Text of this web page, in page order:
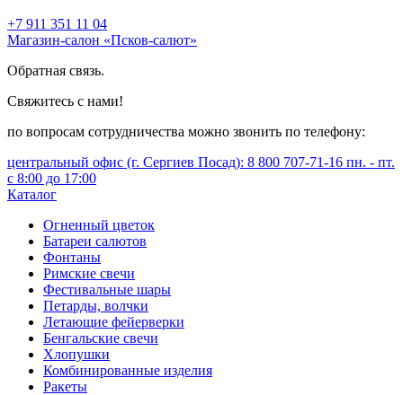
+7 911 351 11 04
Магазин-салон «Псков-салют»
Обратная связь.
Свяжитесь с нами!
по вопросам сотрудничества можно звонить по телефону:
центральный офис (г. Сергиев Посад): 8 800 707-71-16 пн. - пт.
с 8:00 до 17:00
Каталог
Огненный цветок
Батареи салютов
Фонтаны
Римские свечи
Фестивальные шары
Петарды, волчки
Летающие фейерверки
Бенгальские свечи
Хлопушки
Комбинированные изделия
Ракеты